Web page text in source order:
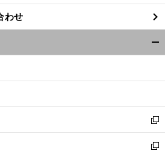
し
い
ウ
ィ
ン
ウ
開
く
わせ
新
し
い
新